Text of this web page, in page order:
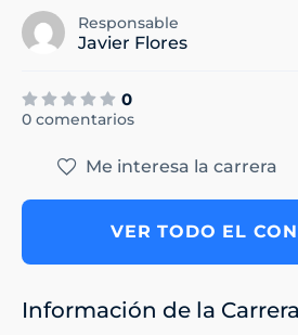
Responsable
Javier Flores
0
0 comentarios
Me interesa la carrera
VER TODO EL
Información de la Carrera